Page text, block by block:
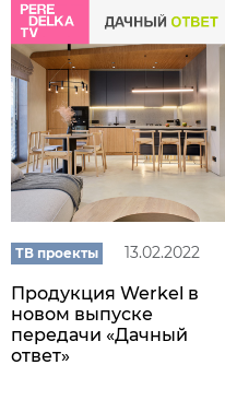
ТВ проекты 13.02.2022
Продукция Werkel в
новом выпуске
передачи «Дачный
ответ»